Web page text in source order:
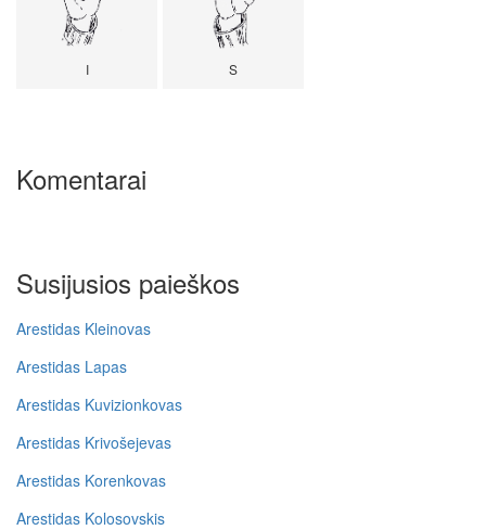
I S
Komentarai
Susijusios paieškos
Arestidas Kleinovas
Arestidas Lapas
Arestidas Kuvizionkovas
Arestidas Krivošejevas
Arestidas Korenkovas
Arestidas Kolosovskis